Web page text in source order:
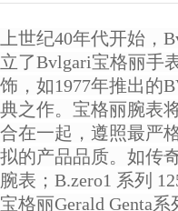
上世纪40年代开始，
立了Bvlgari宝格丽手
饰，如1977年推出的
典之作。宝格丽腕表
合在一起，遵照最严
拟的产品品质。如传
腕表；B.zero1 系列
宝格丽Gerald Genta